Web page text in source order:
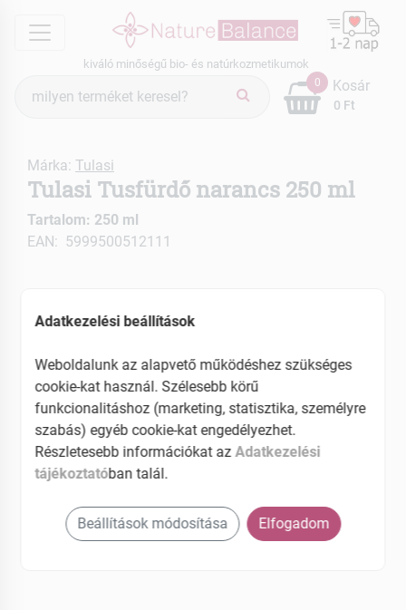
menu
kiváló minőségű bio- és natúrkozmetikumok
keresés
0
0 Ft
Kosár
Márka: Tulasi
Tulasi Tusfürdő narancs 250 ml
Tartalom: 250 ml
EAN: 5999500512111
Adatkezelési beállítások
Weboldalunk az alapvető működéshez szükséges
cookie-kat használ. Szélesebb körű
funkcionalitáshoz (marketing, statisztika, személyre
szabás) egyéb cookie-kat engedélyezhet.
Részletesebb információkat azAdatkezelési
tájékoztatóban talál.
Beállítások módosítása Elfogadom